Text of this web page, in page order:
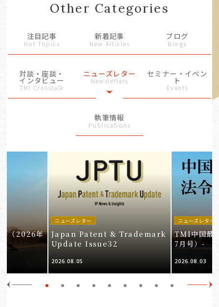
Other Categories
注目記事
Hot Topics
新着記事
New Articles
ブログ
Blogs
対談・座談・
インタビュー
TMI Crosstalk
ニューズレター
Newsletters
セミナー・イベン
ト
Events
執筆情報
Publications
-（2026年
ニューズレター
Japan Patent & Trademark
Update Issue32
2026.08.05
ニューズレター
TMI中国最
7月号）-
2026.08.03